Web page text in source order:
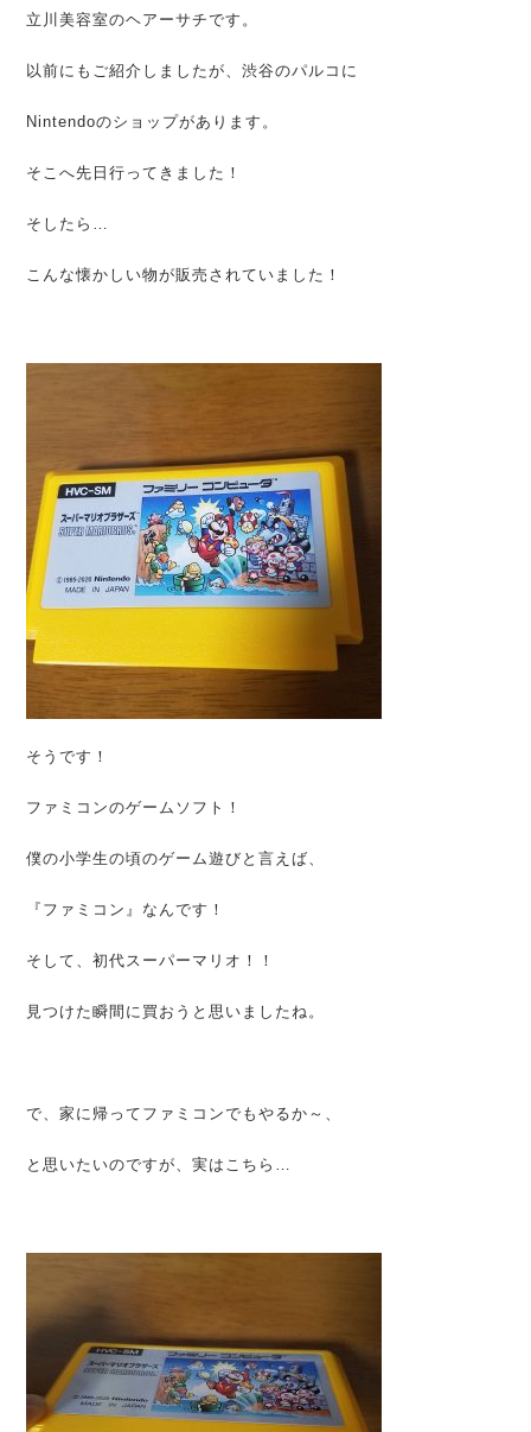
立川美容室のヘアーサチです。
以前にもご紹介しましたが、渋谷のパルコに
Nintendoのショップがあります。
そこへ先日行ってきました！
そしたら…
こんな懐かしい物が販売されていました！
そうです！
ファミコンのゲームソフト！
僕の小学生の頃のゲーム遊びと言えば、
『ファミコン』なんです！
そして、初代スーパーマリオ！！
見つけた瞬間に買おうと思いましたね。
で、家に帰ってファミコンでもやるか～、
と思いたいのですが、実はこちら…